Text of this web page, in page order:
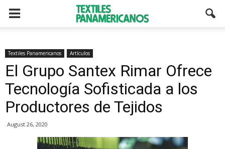
Textiles Panamericanos Artículos
El Grupo Santex Rimar Ofrece
Tecnología Sofisticada a los
Productores de Tejidos
August 26, 2020